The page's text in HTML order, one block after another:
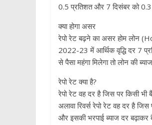
0.5 प्रत‍िशत और 7 द‍िसंबर को
क्‍या होगा असर
रेपो रेट बढ़ने का असर होम लोन
2022-23 में आर्थिक वृद्धि दर 7
से पैसा महंगा म‍िलेगा तो लोन की
रेपो रेट क्या है?
रेपो रेट वह दर है जिस पर क‍िसी
अलावा रिवर्स रेपो रेट वह दर है
और इसकी भरपाई ब्‍याज दर